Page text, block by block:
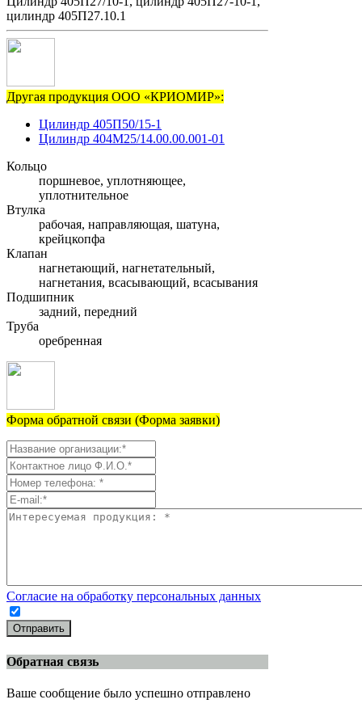
цилиндр 405П27.10.1
Другая продукция ООО «КРИОМИР»:
Цилиндр 405П50/15-1
Цилиндр 404М25/14.00.00.001-01
Кольцо
поршневое, уплотняющее,
уплотнительное
Втулка
рабочая, направляющая, шатуна,
крейцкопфа
Клапан
нагнетающий, нагнетательный,
нагнетания, всасывающий, всасывания
Подшипник
задний, передний
Труба
оребренная
Форма обратной связи (Форма заявки)
Согласие на обработку персональных данных
Отправить
Обратная связь
Ваше сообщение было успешно отправлено